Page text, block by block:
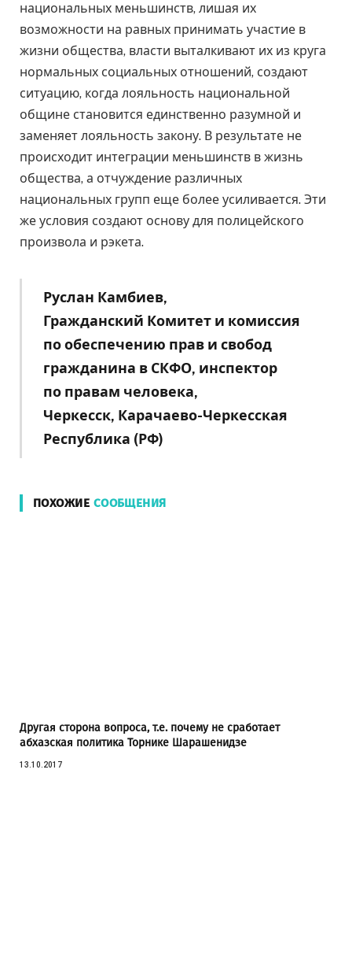
национальных меньшинств, лишая их
возможности на равных принимать участие в
жизни общества, власти выталкивают их из круга
нормальных социальных отношений, создают
ситуацию, когда лояльность национальной
общине становится единственно разумной и
заменяет лояльность закону. В результате не
происходит интеграции меньшинств в жизнь
общества, а отчуждение различных
национальных групп еще более усиливается. Эти
же условия создают основу для полицейского
произвола и рэкета.
Руслан Камбиев,
Гражданский Комитет и комиссия
по обеспечению прав и свобод
гражданина в СКФО, инспектор
по правам человека,
Черкесск, Карачаево-Черкесская
Республика (РФ)
ПОХОЖИЕ СООБЩЕНИЯ
Другая сторона вопроса, т.е. почему не сработает
абхазская политика Торнике Шарашенидзе
13.10.2017